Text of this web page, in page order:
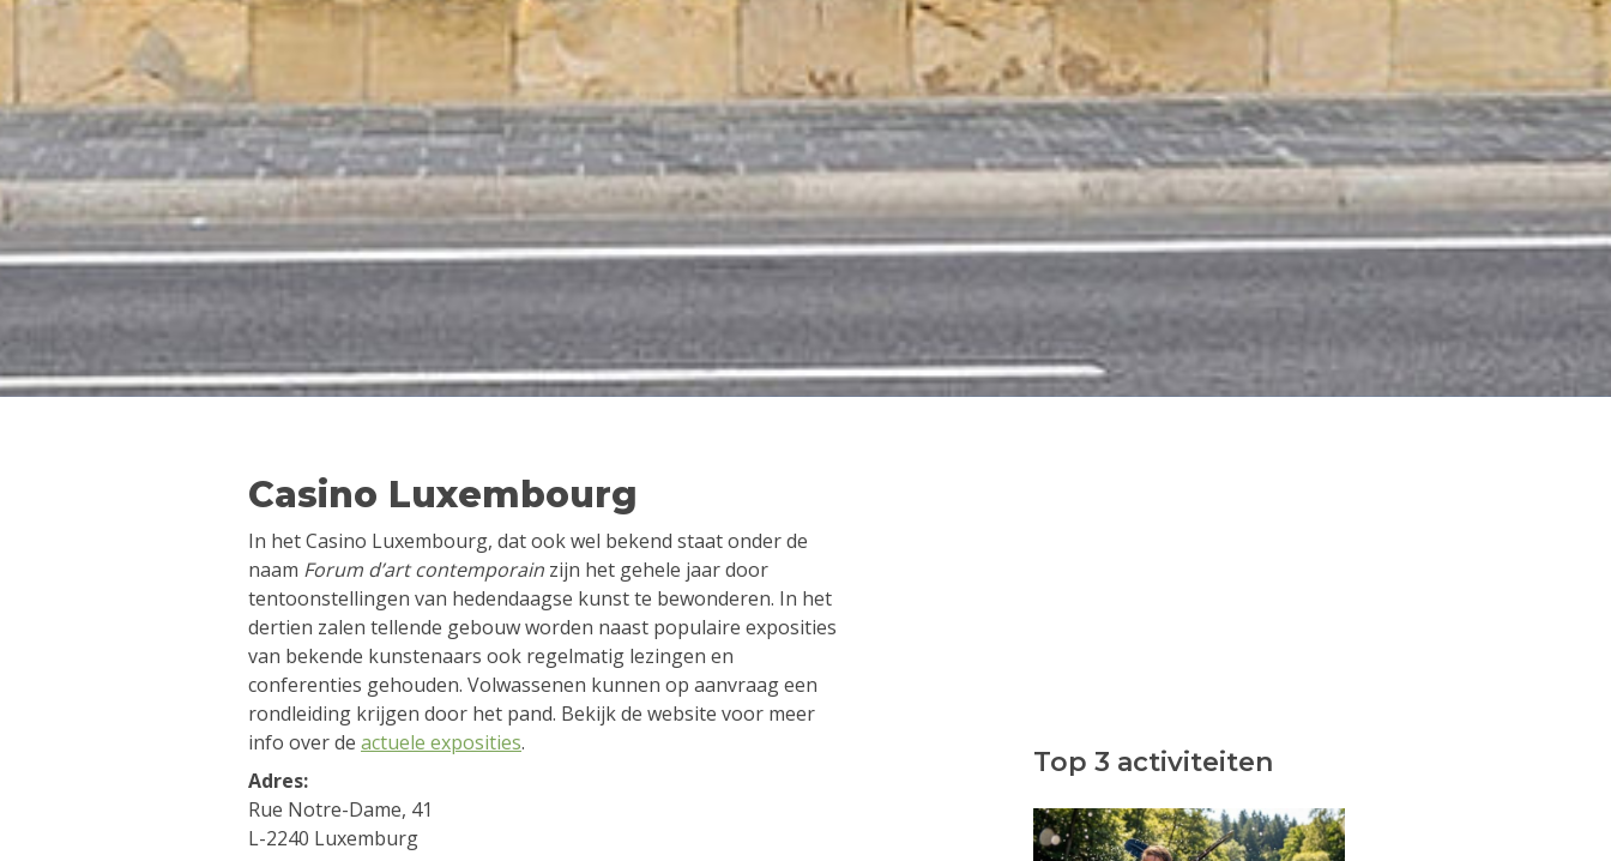
Casino Luxembourg
In het Casino Luxembourg, dat ook wel bekend staat onder de
naam Forum d’art contemporain zijn het gehele jaar door
tentoonstellingen van hedendaagse kunst te bewonderen. In het
dertien zalen tellende gebouw worden naast populaire exposities
van bekende kunstenaars ook regelmatig lezingen en
conferenties gehouden. Volwassenen kunnen op aanvraag een
rondleiding krijgen door het pand. Bekijk de website voor meer
info over de actuele exposities.
Adres:
Rue Notre-Dame, 41
L-2240 Luxemburg
Top 3 activiteiten